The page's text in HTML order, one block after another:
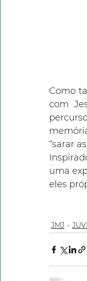
Como
com
“sarar
uma
eles
JMJ